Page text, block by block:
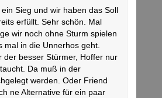
Sieg und wir haben das Soll
erfüllt. Sehr schön. Mal
wir noch ohne Sturm spielen
mal in die Unnerhos geht.
der besser Stürmer, Hoffer nur
Da muß in der
werden. Oder Friend
ne Alternative für ein paar